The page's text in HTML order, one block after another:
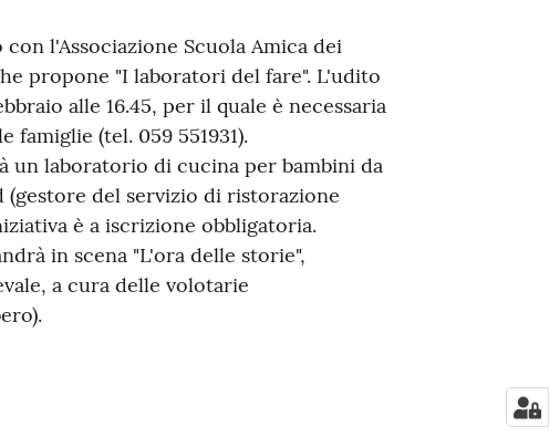
l'Associazione Scuola Amica dei
propone "I laboratori del fare". L'udito
alle 16.45, per il quale è necessaria
(tel. 059 551931).
un laboratorio di cucina per bambini da
(gestore del servizio di ristorazione
è a iscrizione obbligatoria.
in scena "L'ora delle storie",
a cura delle volotarie